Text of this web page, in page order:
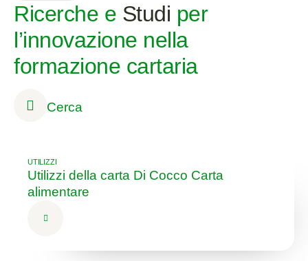
Ricerche e Studi per
l’innovazione nella
formazione cartaria
Cerca
UTILIZZI
Utilizzi della carta Di Cocco Carta
alimentare